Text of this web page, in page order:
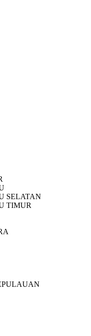
SELATAN
TIMUR